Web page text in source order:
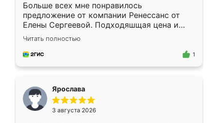
Больше всех мне понравилось
предложение от компании Ренессанс от
Елены Сергеевой. Подходяшщая цена и
короткие сроки изготовления. Приехавший
для замера сотрудник Владислав
предложил по моему эскизу самый
Читать полностью
1
Ярослава
3 августа 2026